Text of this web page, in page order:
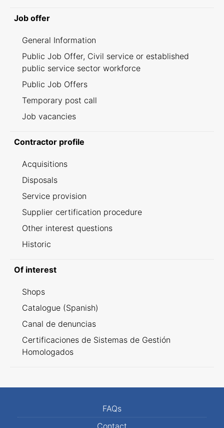
Job offer
General Information
Public Job Offer, Civil service or established
public service sector workforce
Public Job Offers
Temporary post call
Job vacancies
Contractor profile
Acquisitions
Disposals
Service provision
Supplier certification procedure
Other interest questions
Historic
Of interest
Shops
Catalogue (Spanish)
Canal de denuncias
Certificaciones de Sistemas de Gestión
Homologados
FAQs
Contact